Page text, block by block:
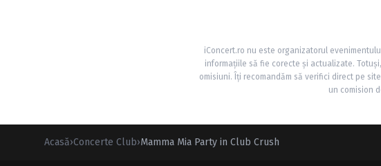
iConcert.ro nu este organizatorul
informațiile să fie corecte și actualizate.
omisiuni. Îți recomandăm să verifici direct pe
un comision
Acasă›Concerte Club›Mamma Mia Party in Club Crush